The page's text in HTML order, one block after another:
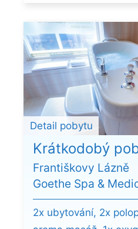
Krátkodobý
Františkovy Lázně
Goethe Spa &
2x ubytování, 2x
Detail pobytu